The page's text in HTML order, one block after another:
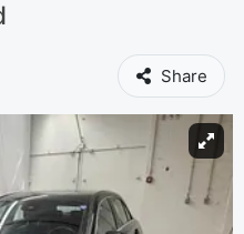
Share